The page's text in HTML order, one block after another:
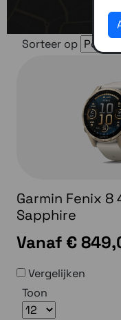
Sorteer op
Garmin Fenix 8
Sapphire
Vanaf €
Vergelijken
Toon